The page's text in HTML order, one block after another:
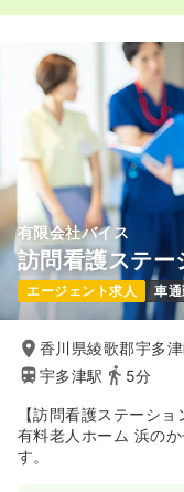
有限会社バイス
訪問看護ステー
エージェント求人 車
香川県綾歌郡宇多
宇多津駅
5分
【訪問看護ステーシ
有料老人ホーム 浜の
す。